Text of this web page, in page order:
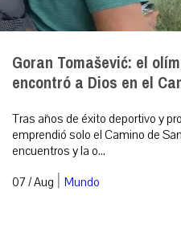
Goran Tomašević: el
encontró a Dios en el
Tras años de éxito deportivo y
emprendió solo el Camino de
encuentros y la o...
07 / Aug | Mundo